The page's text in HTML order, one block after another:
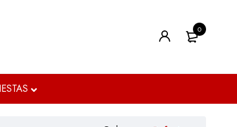
0